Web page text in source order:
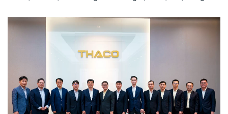
thời, mẫu xe cũng là sự kết hợp hoàn hảo giữa công nghệ
xanh Hybrid và không gian cá nhân hóa theo phong cách của
chủ nhân, tôn vinh đẳng cấp của chủ sở hữu.